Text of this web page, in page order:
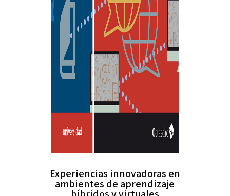
Experiencias innovadoras en
ambientes de aprendizaje